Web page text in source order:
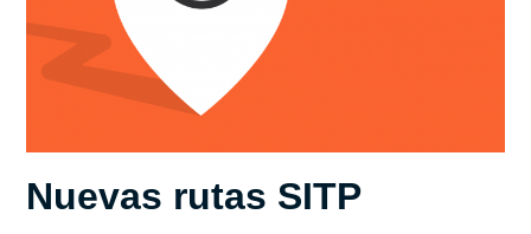
Nuevas rutas SITP